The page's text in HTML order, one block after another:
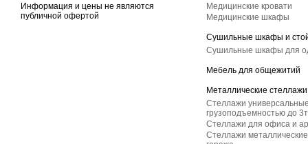
Информация и цены не являются
публичной офертой
Медицинские кровати
Медицинские шкафы
Сушильные шкафы и
Сушильные шкафы для
Мебель для общежитий
Металлические стеллажи
Стеллажи
грузоподъемностью до
Стеллажи для офиса и
Стеллажи